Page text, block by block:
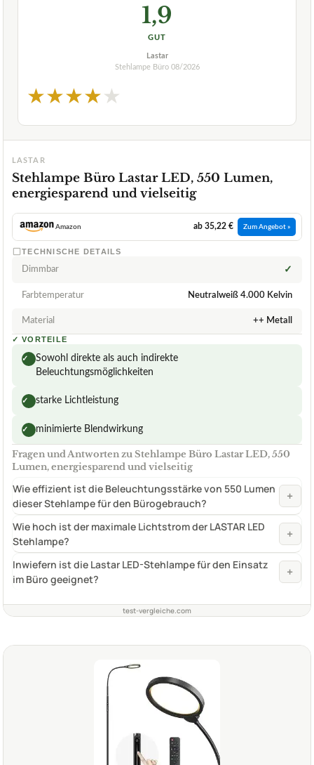
1,9
GUT
Lastar
Stehlampe Büro 08/2026
★★★★★
LASTAR
Stehlampe Büro Lastar LED, 550 Lumen,
energiesparend und vielseitig
Amazon ab 35,22 € Zum Angebot »
TECHNISCHE DETAILS
Dimmbar ✓
Farbtemperatur Neutralweiß 4.000 Kelvin
Material ++ Metall
✓ VORTEILE
✓
Sowohl direkte als auch indirekte
Beleuchtungsmöglichkeiten
✓ starke Lichtleistung
✓ minimierte Blendwirkung
Fragen und Antworten zu Stehlampe Büro Lastar LED, 550
Lumen, energiesparend und vielseitig
Wie effizient ist die Beleuchtungsstärke von 550 Lumen
dieser Stehlampe für den Bürogebrauch?
+
Wie hoch ist der maximale Lichtstrom der LASTAR LED
Stehlampe?
+
Inwiefern ist die Lastar LED-Stehlampe für den Einsatz
im Büro geeignet?
+
test-vergleiche.com